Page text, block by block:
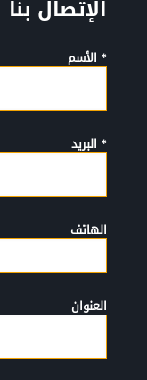
الإتصال بنا
* الأسم
* البريد
الهاتف
العنوان